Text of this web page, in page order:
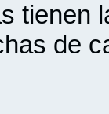
tienen
de